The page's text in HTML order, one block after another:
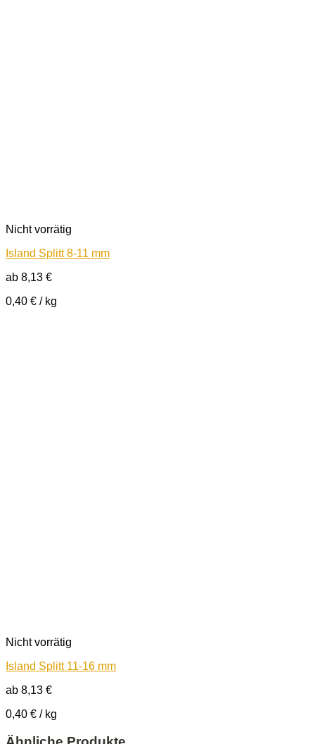
Nicht vorrätig
Island Splitt 8-11 mm
ab 8,13 €
0,40 € / kg
Nicht vorrätig
Island Splitt 11-16 mm
ab 8,13 €
0,40 € / kg